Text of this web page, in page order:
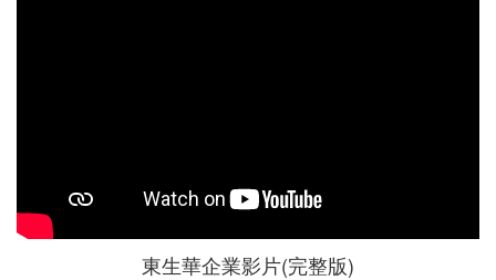
東生華企業影片(完整版)